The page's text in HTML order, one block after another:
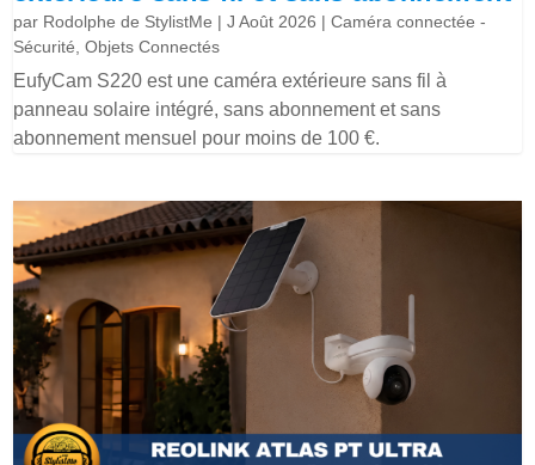
par Rodolphe de StylistMe |J Août 2026 |Caméra connectée -
Sécurité ,Objets Connectés
EufyCam S220 est une caméra extérieure sans fil à
panneau solaire intégré, sans abonnement et sans
abonnement mensuel pour moins de 100 €.